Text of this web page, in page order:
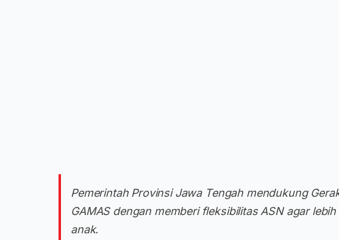
Pemerintah Provinsi Jawa Tengah mendukung
GAMAS dengan memberi fleksibilitas ASN agar
anak.